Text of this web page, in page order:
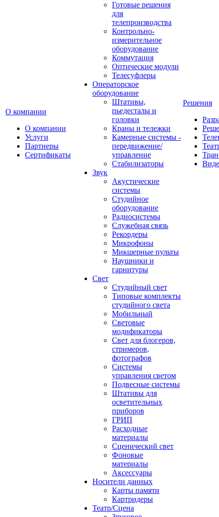
О компании
О компании
Услуги
Партнеры
Сертификаты
Готовые решения
для
телепроизводства
Контрольно-
измерительное
оборудование
Коммутация
Оптические модули
Телесуфлеры
Операторское
оборудование
Штативы,
пьедесталы и
головки
Краны и тележки
Камерные системы -
передвижение/
управление
Стабилизаторы
Звук
Акустические
системы
Студийное
оборудование
Радиосистемы
Служебная связь
Рекордеры
Микрофоны
Микшерные пульты
Наушники и
гарнитуры
Свет
Студийный свет
Типовые комплекты
студийного света
Мобильный
Световые
модификаторы
Свет для блогеров,
стримеров,
фотографов
Системы
управления светом
Подвесные системы
Штативы для
осветительных
приборов
ГРИП
Расходные
материалы
Сценический свет
Фоновые
материалы
Аксессуары
Носители данных
Карты памяти
Картридеры
Театр/Сцена
Решения